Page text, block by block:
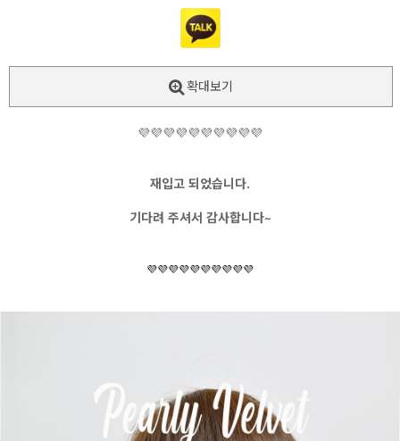
확대보기
💜💜💜💜💜💜💜💜💜💜
재입고 되었습니다.
기다려 주셔서 감사합니다~
💜💜💜💜💜💜💜💜💜💜